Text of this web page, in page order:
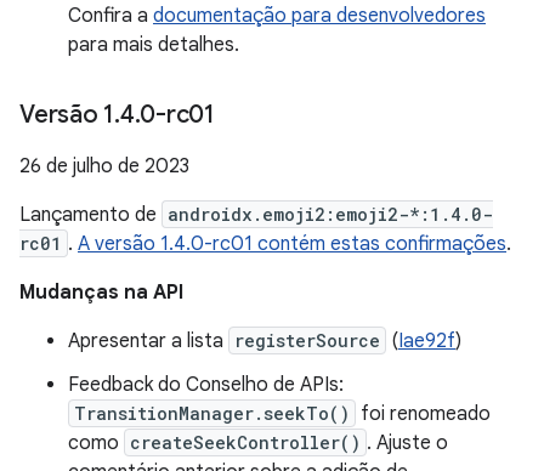
Confira a documentação para desenvolvedores
para mais detalhes.
Versão 1.4.0-rc01
26 de julho de 2023
Lançamento de androidx.emoji2:emoji2-*:1.4.0-
rc01 . A versão 1.4.0-rc01 contém estas confirmações.
Mudanças na API
Apresentar a lista
registerSource (Iae92f)
Feedback do Conselho de APIs:
TransitionManager.seekTo()
foi renomeado
como createSeekController() . Ajuste o